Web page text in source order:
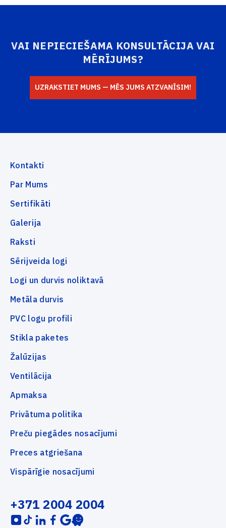
VAI NEPIECIEŠAMA KONSULTĀCIJA VAI
MĒRĪJUMS?
UZRAKSTIET MUMS — MĒS JUMS ATZVANĪSIM!
Kontakti
Par Mums
Sertifikāti
Galerija
Raksti
Sērijveida logi
Logi un durvis noliktavā
Metāla durvis
PVC logu profili
Stikla paketes
Žalūzijas
Ventilācija
Apmaksa
Privātuma politika
Preču piegādes nosacījumi
Preces atgriešana
Vispārīgie nosacījumi
+371 2004 2004